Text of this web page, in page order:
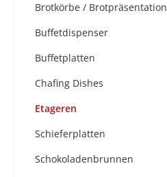
Brotkörbe / Brotpräsentation
Buffetdispenser
Buffetplatten
Chafing Dishes
Etageren
Schieferplatten
Schokoladenbrunnen